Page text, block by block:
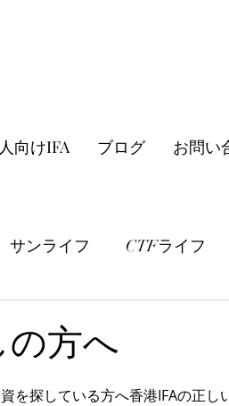
向けIFA ブログ お問い
サンライフ CTFライフ
の方へ
を探している方へ香港IFAの正し